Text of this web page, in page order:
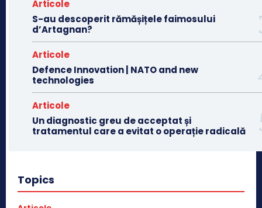
Articole
S-au descoperit rămășițele faimosului
d’Artagnan?
Articole
Defence Innovation | NATO and new
technologies
Articole
Un diagnostic greu de acceptat și
tratamentul care a evitat o operație radicală
Topics